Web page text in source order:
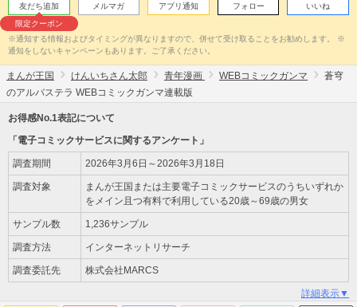
友だち追加
限定クーポン
メルマガ アプリ通知 フォロー いいね
※通知する情報およびタイミングが異なりますので、併せて受け取ることをお勧めします。 ※
通知をしないキャンペーンもあります。ご了承ください。
まんが王国 けんいちさん太郎 青年漫画 WEBコミックガンマ
蒼穹
のアルバステラ WEBコミックガンマ連載版
お得感No.1表記について
「電子コミックサービスに関するアンケート」
調査期間 2026年3月6日～2026年3月18日
調査対象
まんが王国または主要電子コミックサービスのうちいずれか
をメイン且つ有料で利用している20歳～69歳の男女
サンプル数 1,236サンプル
調査方法 インターネットリサーチ
調査委託先 株式会社MARCS
詳細表示▼